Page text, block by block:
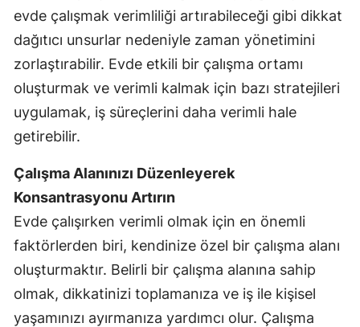
evde çalışmak verimliliği artırabileceği gibi dikkat
dağıtıcı unsurlar nedeniyle zaman yönetimini
zorlaştırabilir. Evde etkili bir çalışma ortamı
oluşturmak ve verimli kalmak için bazı stratejileri
uygulamak, iş süreçlerini daha verimli hale
getirebilir.
Çalışma Alanınızı Düzenleyerek
Konsantrasyonu Artırın
Evde çalışırken verimli olmak için en önemli
faktörlerden biri, kendinize özel bir çalışma alanı
oluşturmaktır. Belirli bir çalışma alanına sahip
olmak, dikkatinizi toplamanıza ve iş ile kişisel
yaşamınızı ayırmanıza yardımcı olur. Çalışma